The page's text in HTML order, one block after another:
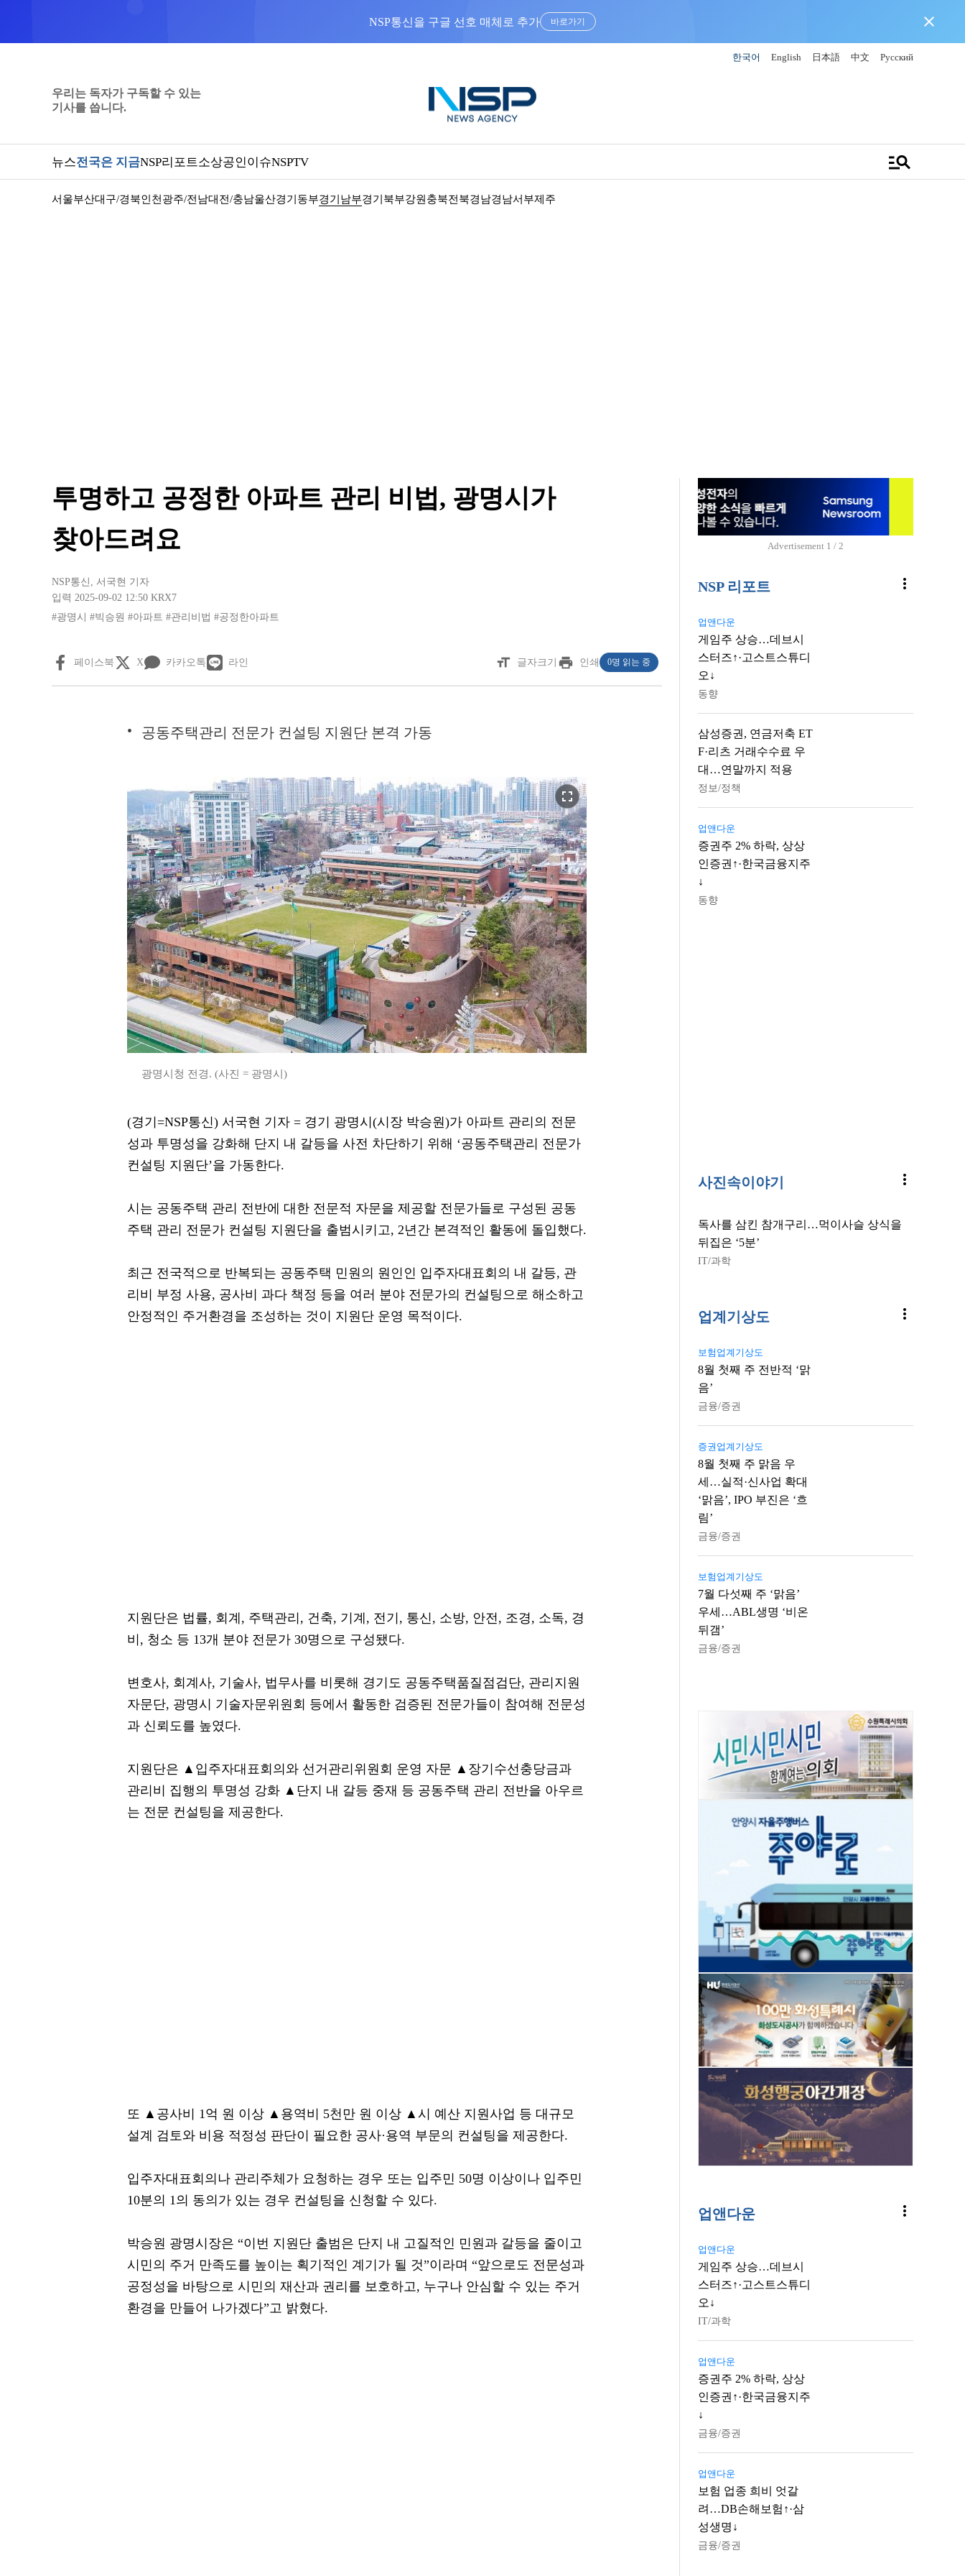
NSP통신을 구글 선호 매체로 추가 바로가기 close
한국어 English 日本語 中文 Русский
우리는 독자가 구독할 수 있는
기사를 씁니다.
뉴스전국은 지금NSP리포트소상공인이슈NSPTV manage_search
서울부산대구/경북인천 광주/전남대전/충남울산경기동부경기남부경기북부강원 충북전북경남경남서부제주
투명하고 공정한 아파트 관리 비법, 광명시가
찾아드려요
NSP통신 , 서국현 기자
입력 2025-09-02 12:50 KRX7
#광명시
#빅승원 #아파트 #관리비법 #공정한아파트
페이스북 X 카카오톡 라인 format_size 글자크기 print 인쇄 0명 읽는 중
공동주택관리 전문가 컨설팅 지원단 본격 가동
fullscreen
광명시청 전경. (사진 = 광명시)
(경기=NSP통신) 서국현 기자 = 경기 광명시(시장 박승원)가 아파트 관리의 전문
성과 투명성을 강화해 단지 내 갈등을 사전 차단하기 위해 ‘공동주택관리 전문가
컨설팅 지원단’을 가동한다.
시는 공동주택 관리 전반에 대한 전문적 자문을 제공할 전문가들로 구성된 공동
주택 관리 전문가 컨설팅 지원단을 출범시키고, 2년간 본격적인 활동에 돌입했다.
최근 전국적으로 반복되는 공동주택 민원의 원인인 입주자대표회의 내 갈등, 관
리비 부정 사용, 공사비 과다 책정 등을 여러 분야 전문가의 컨설팅으로 해소하고
안정적인 주거환경을 조성하는 것이 지원단 운영 목적이다.
지원단은 법률, 회계, 주택관리, 건축, 기계, 전기, 통신, 소방, 안전, 조경, 소독, 경
비, 청소 등 13개 분야 전문가 30명으로 구성됐다.
변호사, 회계사, 기술사, 법무사를 비롯해 경기도 공동주택품질점검단, 관리지원
자문단, 광명시 기술자문위원회 등에서 활동한 검증된 전문가들이 참여해 전문성
과 신뢰도를 높였다.
지원단은 ▲입주자대표회의와 선거관리위원회 운영 자문 ▲장기수선충당금과
관리비 집행의 투명성 강화 ▲단지 내 갈등 중재 등 공동주택 관리 전반을 아우르
는 전문 컨설팅을 제공한다.
또 ▲공사비 1억 원 이상 ▲용역비 5천만 원 이상 ▲시 예산 지원사업 등 대규모
설계 검토와 비용 적정성 판단이 필요한 공사·용역 부문의 컨설팅을 제공한다.
입주자대표회의나 관리주체가 요청하는 경우 또는 입주민 50명 이상이나 입주민
10분의 1의 동의가 있는 경우 컨설팅을 신청할 수 있다.
박승원 광명시장은 “이번 지원단 출범은 단지 내 고질적인 민원과 갈등을 줄이고
시민의 주거 만족도를 높이는 획기적인 계기가 될 것”이라며 “앞으로도 전문성과
공정성을 바탕으로 시민의 재산과 권리를 보호하고, 누구나 안심할 수 있는 주거
환경을 만들어 나가겠다”고 밝혔다.
Advertisement 1 / 2
NSP 리포트 more_vert
업앤다운
게임주 상승…데브시
스터즈↑·고스트스튜디
오↓
동향
삼성증권, 연금저축 ET
F·리츠 거래수수료 우
대…연말까지 적용
정보/정책
업앤다운
증권주 2% 하락, 상상
인증권↑·한국금융지주
↓
동향
사진속이야기 more_vert
독사를 삼킨 참개구리…먹이사슬 상식을
뒤집은 ‘5분’
IT/과학
업계기상도 more_vert
보험업계기상도
8월 첫째 주 전반적 ‘맑
음’
금융/증권
증권업계기상도
8월 첫째 주 맑음 우
세…실적·신사업 확대
‘맑음’, IPO 부진은 ‘흐
림’
금융/증권
보험업계기상도
7월 다섯째 주 ‘맑음’
우세…ABL생명 ‘비온
뒤갬’
금융/증권
업앤다운 more_vert
업앤다운
게임주 상승…데브시
스터즈↑·고스트스튜디
오↓
IT/과학
업앤다운
증권주 2% 하락, 상상
인증권↑·한국금융지주
↓
금융/증권
업앤다운
보험 업종 희비 엇갈
려…DB손해보험↑·삼
성생명↓
금융/증권